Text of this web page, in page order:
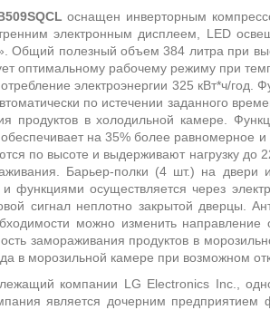
509SQCL оснащен инверторным
электронным дисплеем, LED
Общий полезный объем 384 литра при
оптимальному рабочему режиму при
электроэнергии 325 кВт*ч/
по истечении заданного
продуктов в холодильной камере.
на 35% более равномерное
по высоте и выдерживают нагрузку до
Барьер-полки (4 шт.) на
функциями осуществляется через
сигнал неплотно закрытой дверцы.
можно изменить направление
замораживания продуктов в
в морозильной камере при возможном
компании LG Electronics Inc.,
является дочерним